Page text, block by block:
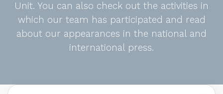
Unit. You can also check out the activities in
which our team has participated and read
about our appearances in the national and
international press.